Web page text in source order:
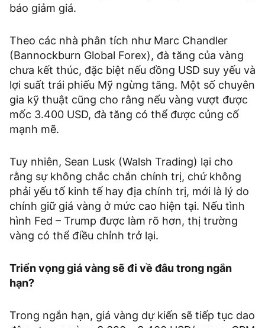
báo giảm giá.
Theo các nhà phân tích như Marc Chandler
(Bannockburn Global Forex), đà tăng của vàng
chưa kết thúc, đặc biệt nếu đồng USD suy yếu và
lợi suất trái phiếu Mỹ ngừng tăng. Một số chuyên
gia kỹ thuật cũng cho rằng nếu vàng vượt được
mốc 3.400 USD, đà tăng có thể được củng cố
mạnh mẽ.
Tuy nhiên, Sean Lusk (Walsh Trading) lại cho
rằng sự không chắc chắn chính trị, chứ không
phải yếu tố kinh tế hay địa chính trị, mới là lý do
chính giữ giá vàng ở mức cao hiện tại. Nếu tình
hình Fed – Trump được làm rõ hơn, thị trường
vàng có thể điều chỉnh trở lại.
Triển vọng giá vàng sẽ đi về đâu trong ngắn
hạn?
Trong ngắn hạn, giá vàng dự kiến sẽ tiếp tục dao